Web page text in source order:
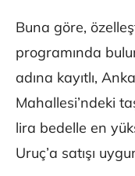
Buna göre,
programında
adına kayıtlı,
Mahallesi’ndeki
lira bedelle en
Uruç’a satışı